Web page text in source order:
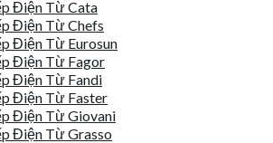
Điện Từ Cata
Điện Từ Chefs
Điện Từ Eurosun
Điện Từ Fagor
Điện Từ Fandi
Điện Từ Faster
Điện Từ Giovani
Điện Từ Grasso